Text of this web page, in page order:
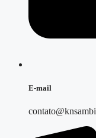
E-mail